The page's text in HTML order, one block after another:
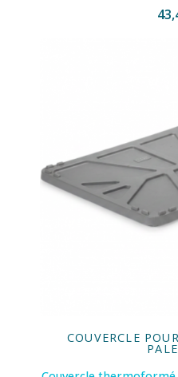
COUVERCLE